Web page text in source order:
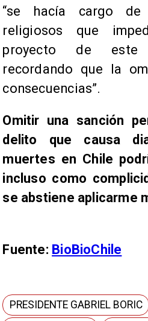
“se hacía cargo de
religiosos que
proyecto de este
recordando que la
consecuencias”.
Omitir una sanción
delito que causa
muertes en Chile
incluso como
se abstiene aplicarme
Fuente: BioBioChile
PRESIDENTE GABRIEL BORIC